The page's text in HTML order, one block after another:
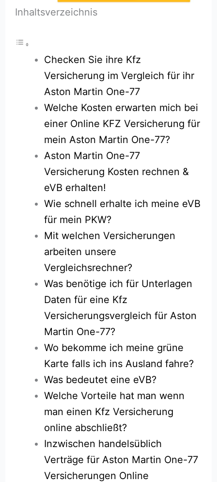
Inhaltsverzeichnis
Checken Sie ihre Kfz
Versicherung im Vergleich für ihr
Aston Martin One-77
Welche Kosten erwarten mich bei
einer Online KFZ Versicherung für
mein Aston Martin One-77?
Aston Martin One-77
Versicherung Kosten rechnen &
eVB erhalten!
Wie schnell erhalte ich meine eVB
für mein PKW?
Mit welchen Versicherungen
arbeiten unsere
Vergleichsrechner?
Was benötige ich für Unterlagen
Daten für eine Kfz
Versicherungsvergleich für Aston
Martin One-77?
Wo bekomme ich meine grüne
Karte falls ich ins Ausland fahre?
Was bedeutet eine eVB?
Welche Vorteile hat man wenn
man einen Kfz Versicherung
online abschließt?
Inzwischen handelsüblich
Verträge für Aston Martin One-77
Versicherungen Online